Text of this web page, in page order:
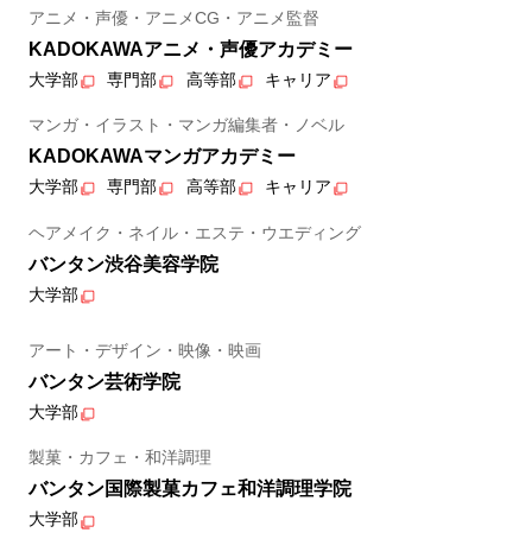
アニメ・声優・アニメCG・アニメ監督
KADOKAWAアニメ・声優アカデミー
大学部 専門部 高等部 キャリア
マンガ・イラスト・マンガ編集者・ノベル
KADOKAWAマンガアカデミー
大学部 専門部 高等部 キャリア
ヘアメイク・ネイル・エステ・ウエディング
バンタン渋谷美容学院
大学部
アート・デザイン・映像・映画
バンタン芸術学院
大学部
製菓・カフェ・和洋調理
バンタン国際製菓カフェ和洋調理学院
大学部